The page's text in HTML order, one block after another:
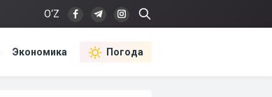
O‘Z
Экономика Погода